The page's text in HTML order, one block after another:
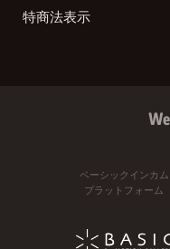
特商法表示
ベーシックインカム
プラットフォーム